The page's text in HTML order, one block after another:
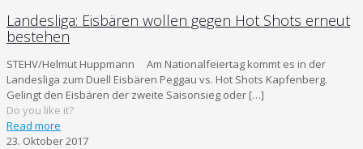
Landesliga: Eisbären wollen gegen Hot Shots erneut
bestehen
STEHV/Helmut Huppmann Am Nationalfeiertag kommt es in der
Landesliga zum Duell Eisbären Peggau vs. Hot Shots Kapfenberg.
Gelingt den Eisbären der zweite Saisonsieg oder […]
Do you like it?
Read more
23. Oktober 2017